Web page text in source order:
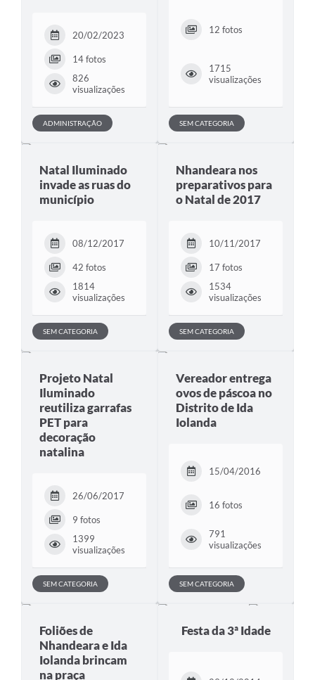
20/02/2023
14 fotos
826
visualizações
ADMINISTRAÇÃO
12 fotos
1715
visualizações
SEM CATEGORIA
Natal Iluminado
invade as ruas do
município
08/12/2017
42 fotos
1814
visualizações
SEM CATEGORIA
Nhandeara nos
preparativos para
o Natal de 2017
10/11/2017
17 fotos
1534
visualizações
SEM CATEGORIA
Projeto Natal
Iluminado
reutiliza garrafas
PET para
decoração
natalina
26/06/2017
9 fotos
1399
visualizações
SEM CATEGORIA
Vereador entrega
ovos de páscoa no
Distrito de Ida
Iolanda
15/04/2016
16 fotos
791
visualizações
SEM CATEGORIA
Foliões de
Nhandeara e Ida
Iolanda brincam
na praça
Festa da 3ª Idade